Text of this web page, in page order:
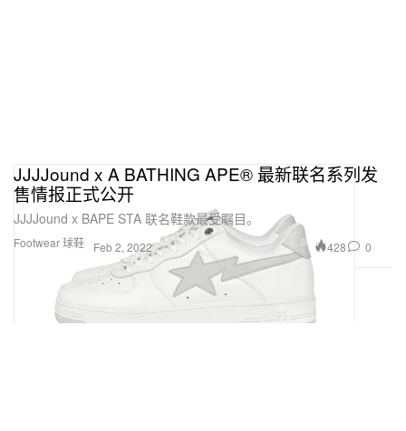
Footwear 球鞋
JJJJound x A BATHING APE® 最新联名系列发
售情报正式公开
JJJJound x BAPE STA 联名鞋款最受瞩目。
Feb 2, 2022 428 0